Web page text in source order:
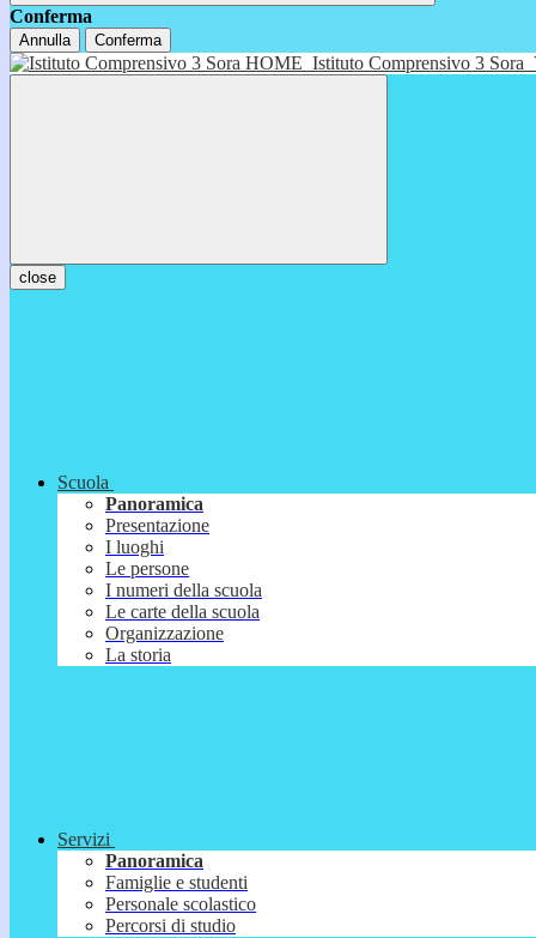
Conferma
Annulla Conferma
HOME Istituto Comprensivo 3 Sora
close
Scuola
Panoramica
Presentazione
I luoghi
Le persone
I numeri della scuola
Le carte della scuola
Organizzazione
La storia
Servizi
Panoramica
Famiglie e studenti
Personale scolastico
Percorsi di studio